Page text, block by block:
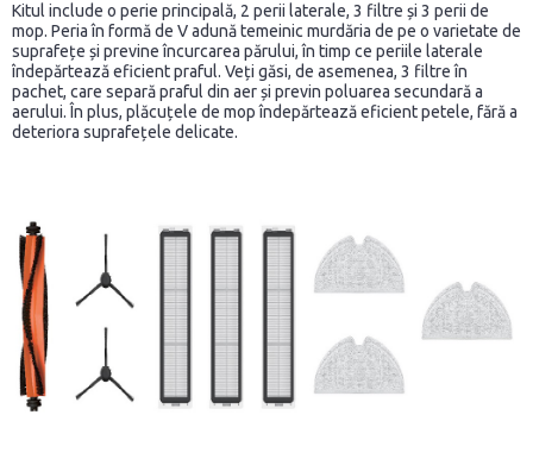
Kitul include o perie principală, 2 perii laterale, 3 filtre și 3 perii de
mop. Peria în formă de V adună temeinic murdăria de pe o varietate de
suprafețe și previne încurcarea părului, în timp ce periile laterale
îndepărtează eficient praful. Veți găsi, de asemenea, 3 filtre în
pachet, care separă praful din aer și previn poluarea secundară a
aerului. În plus, plăcuțele de mop îndepărtează eficient petele, fără a
deteriora suprafețele delicate.